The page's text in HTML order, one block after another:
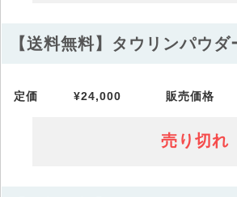
【送料無料】タウリンパウ
定価 ¥24,000 販売価格
売り切れ